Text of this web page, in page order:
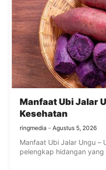
Manfaat Ubi Jalar
Kesehatan
ringmedia Agustus 5, 2026
Manfaat Ubi Jalar Ungu –
pelengkap hidangan yang